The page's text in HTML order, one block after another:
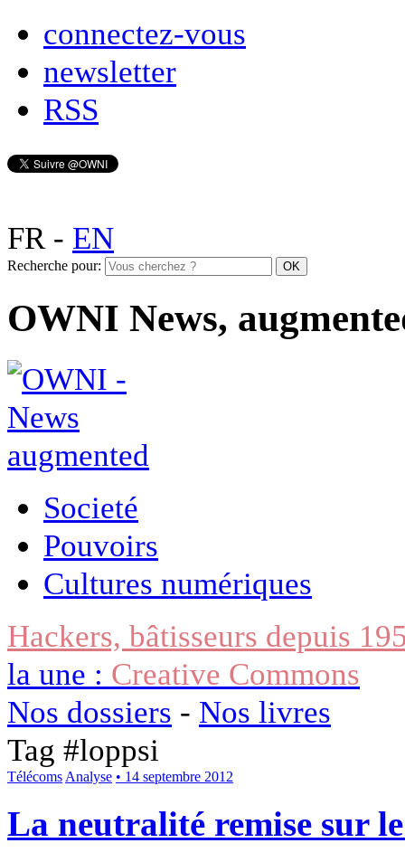
connectez-vous
newsletter
RSS
FR- EN
Recherche pour:
OWNI News,
Societé
Pouvoirs
Cultures numériques
Hackers, bâtisseurs depuis
la une : Creative Commons
Nos dossiers - Nos livres
Tag #loppsi
Télécoms Analyse • 14 septembre 2012
La neutralité remise sur